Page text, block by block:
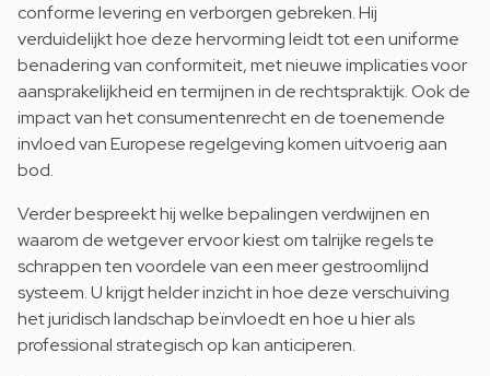
conforme levering en verborgen gebreken. Hij
verduidelijkt hoe deze hervorming leidt tot een uniforme
benadering van conformiteit, met nieuwe implicaties voor
aansprakelijkheid en termijnen in de rechtspraktijk. Ook de
impact van het consumentenrecht en de toenemende
invloed van Europese regelgeving komen uitvoerig aan
bod.
Verder bespreekt hij welke bepalingen verdwijnen en
waarom de wetgever ervoor kiest om talrijke regels te
schrappen ten voordele van een meer gestroomlijnd
systeem. U krijgt helder inzicht in hoe deze verschuiving
het juridisch landschap beïnvloedt en hoe u hier als
professional strategisch op kan anticiperen.